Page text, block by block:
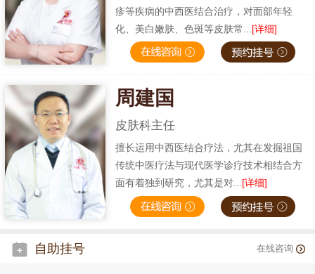
疹等疾病的中西医结合治疗，对面部年轻
化、美白嫩肤、色斑等皮肤常... [详细]
周建国
皮肤科主任
擅长运用中西医结合疗法，尤其在发掘祖国
传统中医疗法与现代医学诊疗技术相结合方
面有着独到研究，尤其是对...[详细]
自助挂号 在线咨询